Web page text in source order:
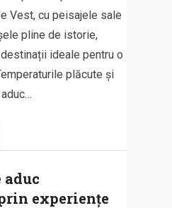
Vest, cu peisajele sale
pline de istorie,
ideale pentru o
plăcute și
aduc
experiențe